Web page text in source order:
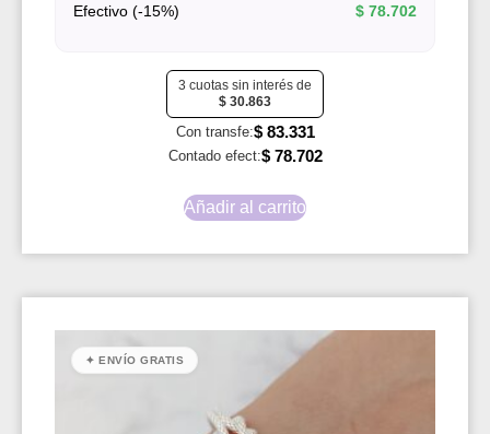
Efectivo (-15%) $ 78.702
3 cuotas sin interés de
$ 30.863
Con transfe:$83.331
Contado efect:$78.702
Añadir al carrito
✦ ENVÍO GRATIS